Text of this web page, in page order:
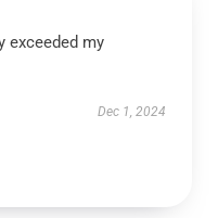
exceeded my
Dec 1, 2024